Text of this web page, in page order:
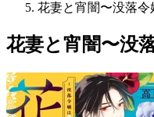
花妻と宵闇〜没落令
花妻と宵闇〜没